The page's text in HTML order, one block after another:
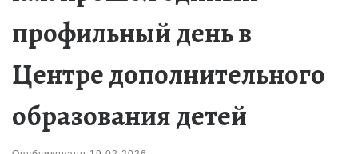
профильный день в
Центре дополнительного
образования детей